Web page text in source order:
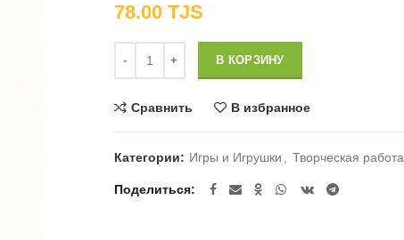
78.00 TJS
В КОРЗИНУ
Сравнить В избранное
Категории: Игры и Игрушки Творческая работа
Поделиться